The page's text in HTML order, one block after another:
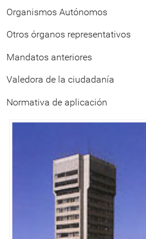
Organismos Autónomos
Otros órganos representativos
Mandatos anteriores
Valedora de la ciudadanía
Normativa de aplicación